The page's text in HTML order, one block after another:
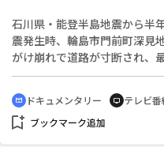
半年～
石川県・能登半島地震から半
震発生時、輪島市門前町深見
がけ崩れで道路が寸断され、
孤立集落となった。集落の３
８０人は避難所を転々としなが
も、食事の時間やトイレ当番ま
めて全員が離れることなく行動
cinematic_blur ドキュメンタリー tv テレビ番
bookmark_add ブックマーク追加